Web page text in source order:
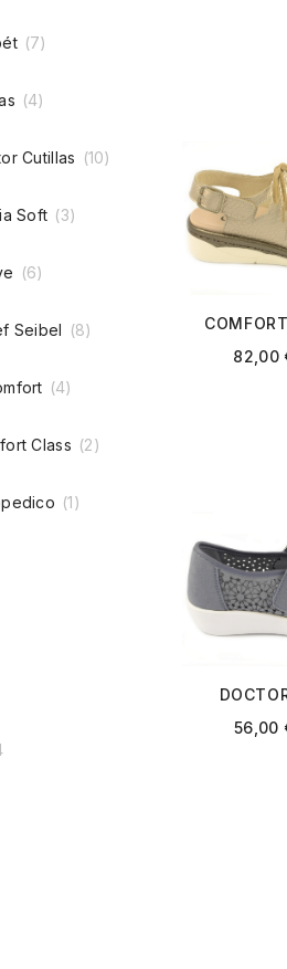
82,00
38470
56,00
(7)
(4)
Cutillas (10)
Soft (3)
(6)
Seibel (8)
(4)
Class (2)
(1)